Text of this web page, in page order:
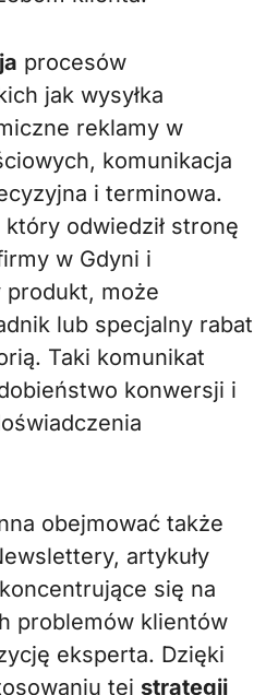
procesów
jak wysyłka
reklamy w
komunikacja
i terminowa.
odwiedził stronę
w Gdyni i
produkt, może
lub specjalny rabat
Taki komunikat
konwersji i
obejmować także
artykuły
się na
problemów klientów
eksperta. Dzięki
tej strategii